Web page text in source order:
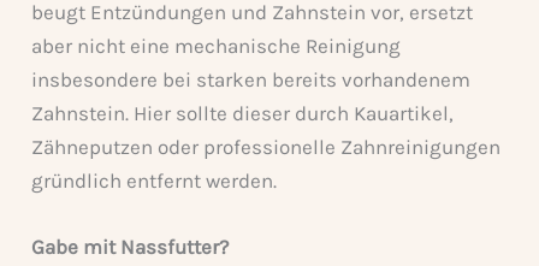
beugt Entzündungen und Zahnstein vor, ersetzt
aber nicht eine mechanische Reinigung
insbesondere bei starken bereits vorhandenem
Zahnstein. Hier sollte dieser durch Kauartikel,
Zähneputzen oder professionelle Zahnreinigungen
gründlich entfernt werden.
Gabe mit Nassfutter?